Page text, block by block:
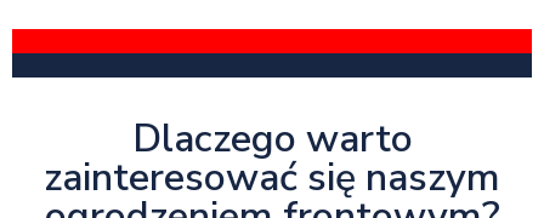
Dlaczego warto
zainteresować się naszym